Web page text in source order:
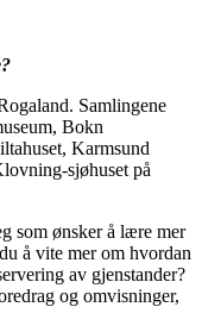
Samlingene
Bokn
Karmsund
sjøhuset på
som ønsker å lære mer
å vite mer om hvordan
av gjenstander?
og omvisninger,